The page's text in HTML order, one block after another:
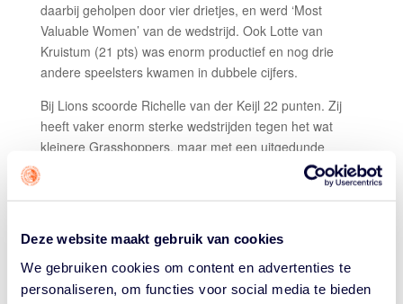
Deze website maakt gebruik van cookies
We gebruiken cookies om content en advertenties te
personaliseren, om functies voor social media te bieden
daarbij geholpen door vier drietjes, en werd ‘Most
Valuable Women’ van de wedstrijd. Ook Lotte van
Kruistum (21 pts) was enorm productief en nog drie
andere speelsters kwamen in dubbele cijfers.
Bij Lions scoorde Richelle van der Keijl 22 punten. Zij
heeft vaker enorm sterke wedstrijden tegen het wat
kleinere Grasshoppers, maar met een uitgedunde
van Kampen van TopKip Lions na de wedstrijd. “Waar
het precies vandaan komt is een raadsel, maar de